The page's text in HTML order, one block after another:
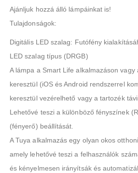
Ajánljuk hozzá álló lámpáinkat is!
Tulajdonságok:
Digitális LED szalag: Futófény
LED szalag típus (DRGB)
A lámpa a Smart Life alkalmazáson vagy
keresztül (iOS és Android rendszerrel
keresztül vezérelhető vagy a tartozék
Lehetővé teszi a különböző fényszínek
(fényerő) beállítását.
A Tuya alkalmazás egy olyan okos
amely lehetővé teszi a felhasználók
és kényelmesen irányítsák és